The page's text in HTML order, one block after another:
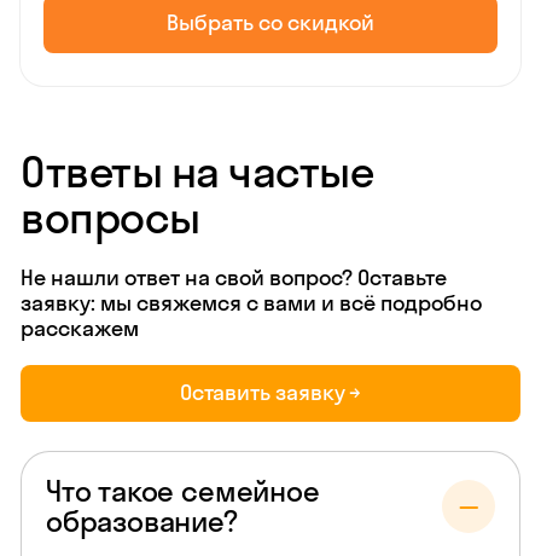
Выбрать со скидкой
Ответы на частые
вопросы
Не нашли ответ на свой вопрос? Оставьте
заявку: мы свяжемся с вами и всё подробно
расскажем
Оставить заявку →
Что такое семейное
образование?